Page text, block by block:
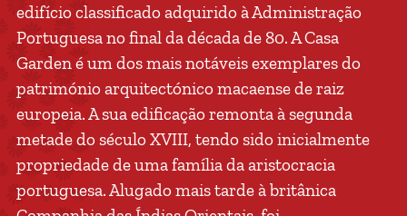
edifício classificado adquirido à Administração
Portuguesa no final da década de 80. A Casa
Garden é um dos mais notáveis exemplares do
património arquitectónico macaense de raiz
europeia. A sua edificação remonta à segunda
metade do século XVIII, tendo sido inicialmente
propriedade de uma família da aristocracia
portuguesa. Alugado mais tarde à britânica